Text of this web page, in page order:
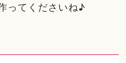
ってくださいね♪